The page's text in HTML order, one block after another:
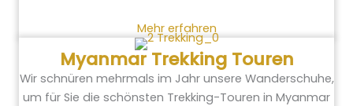
Mehr erfahren
Myanmar Trekking Touren
Wir schnüren mehrmals im Jahr unsere Wanderschuhe,
um für Sie die schönsten Trekking-Touren in Myanmar